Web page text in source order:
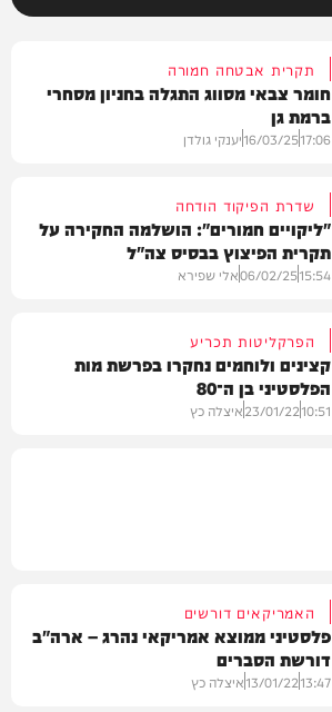
תקרית אבטחה חמורה
חומר צבאי מסווג התגלה בחניון מסחרי
ברמת גן
17:06
16/03/25יענקי גולדן
שדרת הפיקוד הודחה
"ליקויים חמורים": הושלמה החקירה על
תקרית הפיצוץ בבסיס צה"ל
15:54
06/02/25אלי שפירא
הפרקליטות תכריע
קצינים ולוחמים נחקרו בפרשת מות
הפלסטיני בן ה־80
10:51
23/01/22איצלה כץ
האמריקאים דורשים
פלסטיני ממוצא אמריקאי נהרג – ארה"ב
דורשת הסברים
13:47
13/01/22איצלה כץ